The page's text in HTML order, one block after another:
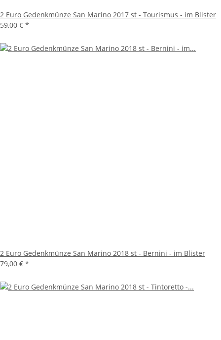
2 Euro Gedenkmünze San Marino 2017 st - Tourismus - im Blister
59,00 € *
2 Euro Gedenkmünze San Marino 2018 st - Bernini - im Blister
79,00 € *